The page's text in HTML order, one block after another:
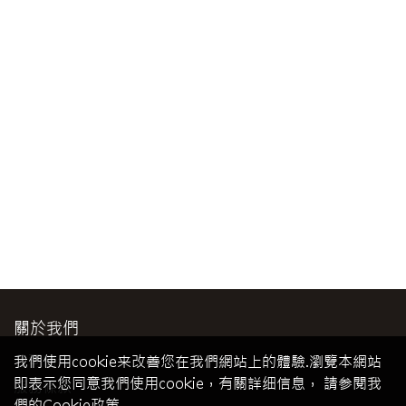
關於我們
公司簡介
服務條款
我們使用cookie来改善您在我們網站上的體驗.瀏覽本網站
即表示您同意我們使用cookie，有關詳细信息， 請参閱我